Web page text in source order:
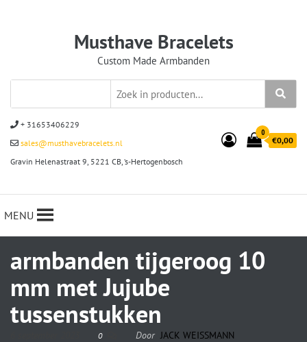
Musthave Bracelets
Custom Made Armbanden
+ 31653406229
sales@musthavebracelets.nl
Gravin Helenastraat 9, 5221 CB, ‘s-Hertogenbosch
0
€0,00
MENU
armbanden tijgeroog 10
mm met Jujube
tussenstukken
0 Door JACK WEISSMANN